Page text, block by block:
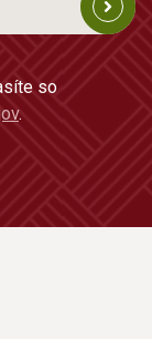
so
.